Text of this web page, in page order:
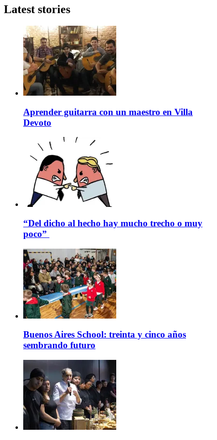
Latest stories
Aprender guitarra con un maestro en Villa
Devoto
“Del dicho al hecho hay mucho trecho o muy
poco”
Buenos Aires School: treinta y cinco años
sembrando futuro